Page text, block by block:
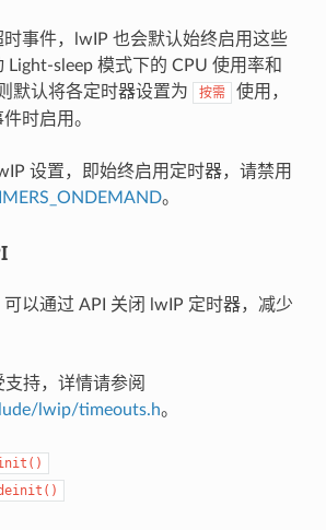
时事件，lwIP 也会默认始终启用这些
Light-sleep 模式下的 CPU 使用率和
默认将各定时器设置为 按需
使用，
时启用。
设置，即始终启用定时器，请禁用
。
以通过 API 关闭 lwIP 定时器，减少
持，详情请参阅
lwip/timeouts.h。